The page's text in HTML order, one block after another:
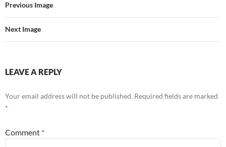
Previous Image
Next Image
LEAVE A REPLY
Your email address will not be published. Required fields are marked
*
Comment *